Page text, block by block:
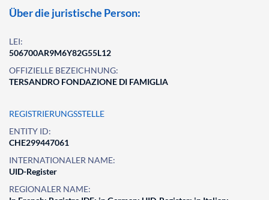
Über die juristische Person:
LEI:
506700AR9M6Y82G55L12
OFFIZIELLE BEZEICHNUNG:
TERSANDRO FONDAZIONE DI FAMIGLIA
REGISTRIERUNGSSTELLE
ENTITY ID:
CHE299447061
INTERNATIONALER NAME:
UID-Register
REGIONALER NAME: